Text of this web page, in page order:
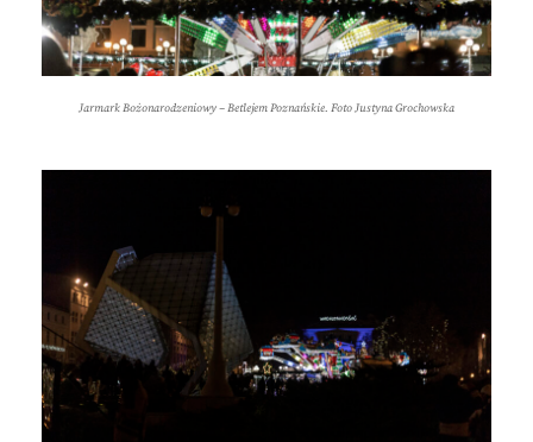
Jarmark Bożonarodzeniowy – Betlejem Poznańskie. Foto Justyna Grochowska